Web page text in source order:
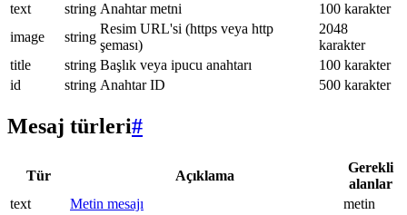
text
string Anahtar metni
100 karakter
image
string
Resim URL'si (https veya http
şeması)
2048
karakter
title
string Başlık veya ipucu anahtarı
100 karakter
id
string Anahtar ID 500 karakter
Mesaj türleri#
Tür Açıklama
Gerekli
alanlar
text
Metin mesajı
metin